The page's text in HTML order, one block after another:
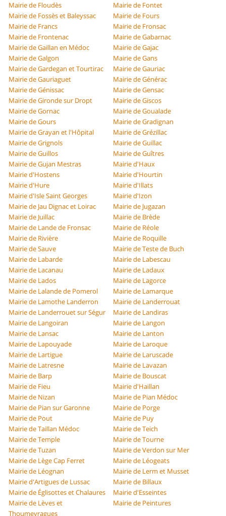
Mairie de Floudès
Mairie de Fontet
Mairie de Fossès et Baleyssac
Mairie de Fours
Mairie de Francs
Mairie de Fronsac
Mairie de Frontenac
Mairie de Gabarnac
Mairie de Gaillan en Médoc
Mairie de Gajac
Mairie de Galgon
Mairie de Gans
Mairie de Gardegan et Tourtirac
Mairie de Gauriac
Mairie de Gauriaguet
Mairie de Générac
Mairie de Génissac
Mairie de Gensac
Mairie de Gironde sur Dropt
Mairie de Giscos
Mairie de Gornac
Mairie de Goualade
Mairie de Gours
Mairie de Gradignan
Mairie de Grayan et l'Hôpital
Mairie de Grézillac
Mairie de Grignols
Mairie de Guillac
Mairie de Guillos
Mairie de Guîtres
Mairie de Gujan Mestras
Mairie d'Haux
Mairie d'Hostens
Mairie d'Hourtin
Mairie d'Hure
Mairie d'Illats
Mairie d'Isle Saint Georges
Mairie d'Izon
Mairie de Jau Dignac et Loirac
Mairie de Jugazan
Mairie de Juillac
Mairie de Brède
Mairie de Lande de Fronsac
Mairie de Réole
Mairie de Rivière
Mairie de Roquille
Mairie de Sauve
Mairie de Teste de Buch
Mairie de Labarde
Mairie de Labescau
Mairie de Lacanau
Mairie de Ladaux
Mairie de Lados
Mairie de Lagorce
Mairie de Lalande de Pomerol
Mairie de Lamarque
Mairie de Lamothe Landerron
Mairie de Landerrouat
Mairie de Landerrouet sur Ségur
Mairie de Landiras
Mairie de Langoiran
Mairie de Langon
Mairie de Lansac
Mairie de Lanton
Mairie de Lapouyade
Mairie de Laroque
Mairie de Lartigue
Mairie de Laruscade
Mairie de Latresne
Mairie de Lavazan
Mairie de Barp
Mairie de Bouscat
Mairie de Fieu
Mairie d'Haillan
Mairie de Nizan
Mairie de Pian Médoc
Mairie de Pian sur Garonne
Mairie de Porge
Mairie de Pout
Mairie de Puy
Mairie de Taillan Médoc
Mairie de Teich
Mairie de Temple
Mairie de Tourne
Mairie de Tuzan
Mairie de Verdon sur Mer
Mairie de Lège Cap Ferret
Mairie de Léogeats
Mairie de Léognan
Mairie de Lerm et Musset
Mairie d'Artigues de Lussac
Mairie de Billaux
Mairie de Églisottes et Chalaures
Mairie d'Esseintes
Mairie de Lèves et
Thoumeyragues
Mairie de Peintures